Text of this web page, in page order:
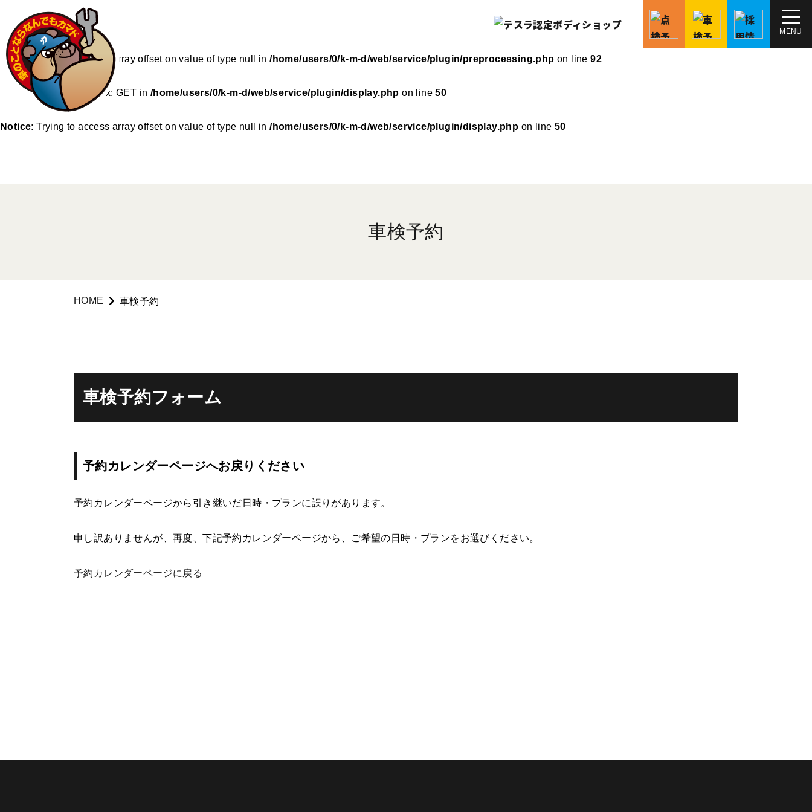
Notice: Undefined index: GET in
Notice: Trying to access array offset on value of type null in/home/users/0/k-m-d/web/service/plugin/preprocessing.php on line92
Notice: Undefined index: GET in /home/users/0/k-m-d/web/service/plugin/display.php on line50
Notice: Trying to access array offset on value of type null in/home/users/0/k-m-d/web/service/plugin/display.php on line 50
MENU
車検予約
HOME 車検予約
車検予約フォーム
予約カレンダーページへお戻りください
予約カレンダーページから引き継いだ日時・プランに誤りがあります。
申し訳ありませんが、再度、下記予約カレンダーページから、ご希望の日時・プランをお選びください。
予約カレンダーページに戻る